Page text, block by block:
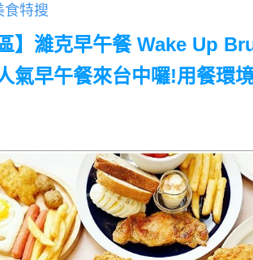
食特搜
區】濰克早午餐 Wake Up
氣早午餐來台中囉!用餐環